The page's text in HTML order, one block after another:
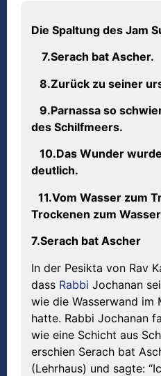
Die Spaltung des Jam
7.Serach bat Ascher.
8.Zurück zu seiner
9.Parnassa so
des Schilfmeers.
10.Das Wunder
deutlich.
11.Vom Wasser zum
Trockenen zum
7.Serach bat Ascher
In der Pesikta von Rav
dass Rabbi Jochanan
wie die Wasserwand im
hatte. Rabbi Jochanan
wie eine Schicht aus
erschien Serach bat
(Lehrhaus) und sagte: